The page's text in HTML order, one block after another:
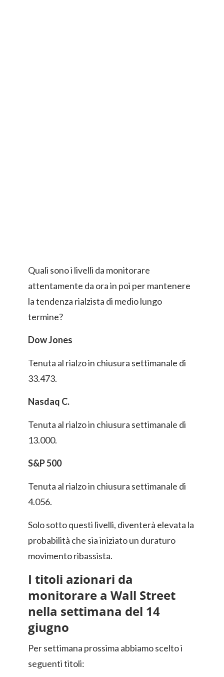
Quali sono i livelli da monitorare
attentamente da ora in poi per mantenere
la tendenza rialzista di medio lungo
termine?
Dow Jones
Tenuta al rialzo in chiusura settimanale di
33.473.
Nasdaq C.
Tenuta al rialzo in chiusura settimanale di
13.000.
S&P 500
Tenuta al rialzo in chiusura settimanale di
4.056.
Solo sotto questi livelli, diventerà elevata la
probabilità che sia iniziato un duraturo
movimento ribassista.
I titoli azionari da
monitorare a Wall Street
nella settimana del 14
giugno
Per settimana prossima abbiamo scelto i
seguenti titoli: